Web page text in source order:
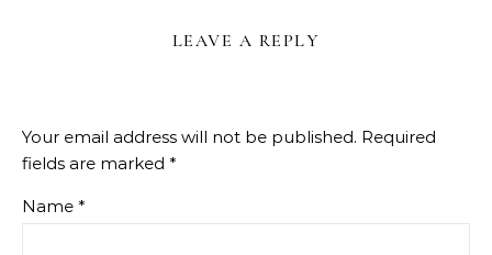
LEAVE A REPLY
Your email address will not be published. Required
fields are marked *
Name *